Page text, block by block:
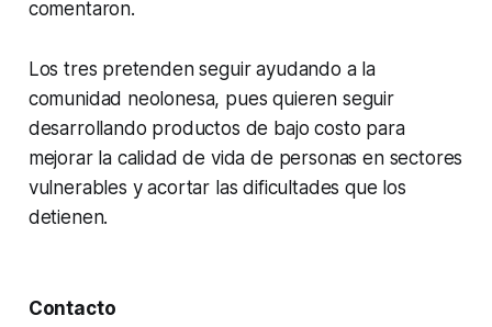
comentaron.
Los tres pretenden seguir ayudando a la
comunidad neolonesa, pues quieren seguir
desarrollando productos de bajo costo para
mejorar la calidad de vida de personas en sectores
vulnerables y acortar las dificultades que los
detienen.
Contacto